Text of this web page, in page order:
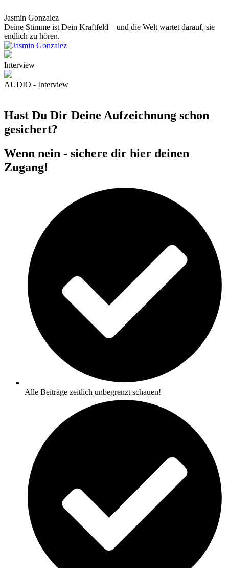
Jasmin Gonzalez
Deine Stimme ist Dein Kraftfeld – und die Welt wartet darauf, sie
endlich zu hören.
Interview
AUDIO - Interview
Hast Du Dir Deine Aufzeichnung schon
gesichert?
Wenn nein - sichere dir hier deinen
Zugang!
Alle Beiträge zeitlich unbegrenzt schauen!